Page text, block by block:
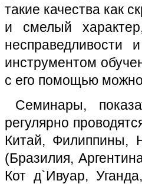
такие качества как
и смелый
инструментом
с его помощью
Семинары,
регулярно
Китай, Филиппины,
(Бразилия,
Кот д`Ивуар,